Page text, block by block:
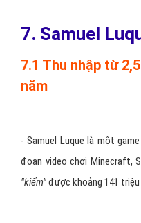
7. Samuel
7.1 Thu nhập từ
năm
-Samuel Luque là một
đoạn video chơi Minecraft,
"kiếm"được khoảng 141